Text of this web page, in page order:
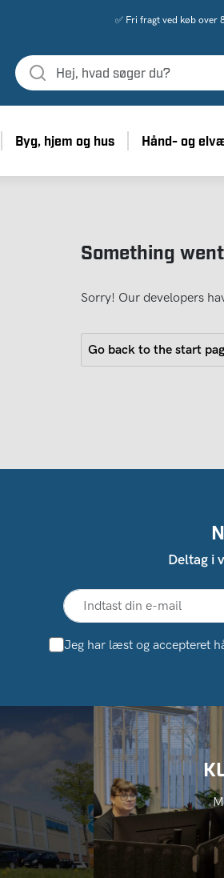
✅ Fri fragt ved køb over
Byg, hjem og hus Hånd- og
Something
Sorry! Our developers
Go back to the start
Deltag i
Jeg har læst og accepteret